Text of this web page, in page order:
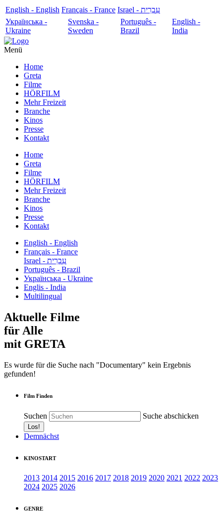
English - English Français - France
עִבְרִית - Israel
Українська -
Ukraine
Svenska -
Sweden
Português -
Brazil
English -
India
Menü
Home
Greta
Filme
HÖRFILM
Mehr Freizeit
Branche
Kinos
Presse
Kontakt
Home
Greta
Filme
HÖRFILM
Mehr Freizeit
Branche
Kinos
Presse
Kontakt
English - English
Français - France
עִבְרִית - Israel
Português - Brazil
Українська - Ukraine
Englis - India
Multilingual
Aktuelle Filme
für Alle
mit GRETA
Es wurde für die Suche nach "Documentary" kein Ergebnis
gefunden!
Film Finden
Suchen Suche abschicken
Demnächst
KINOSTART
2013 2014 2015 2016 2017 2018 2019 2020 2021 2022 2023
2024 2025 2026
GENRE